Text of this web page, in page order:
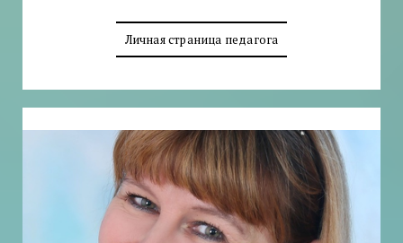
Личная страница педагога